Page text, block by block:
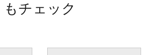
もチェック